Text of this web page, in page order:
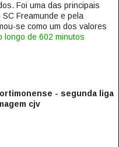
Foi uma das principais
Freamunde e pela
se como um dos valores
longo de 602 minutos